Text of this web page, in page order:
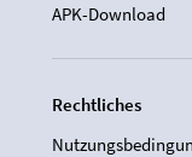
APK-Download
Rechtliches